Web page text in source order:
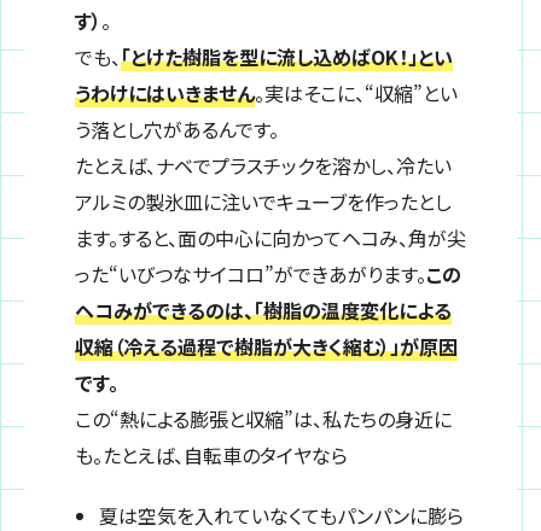
す） 。
でも、「とけた樹脂を型に流し込めばOK！」とい
うわけにはいきません。実はそこに、“収縮”とい
う落とし穴があるんです。
たとえば、ナベでプラスチックを溶かし、冷たい
アルミの製氷皿に注いでキューブを作ったとし
ます。すると、面の中心に向かってヘコみ、角が尖
った“いびつなサイコロ”ができあがります。この
ヘコみができるのは、「樹脂の温度変化による
収縮（冷える過程で樹脂が大きく縮む）」が原因
です。
この“熱による膨張と収縮”は、私たちの身近に
も。たとえば、自転車のタイヤなら
夏は空気を入れていなくてもパンパンに膨ら